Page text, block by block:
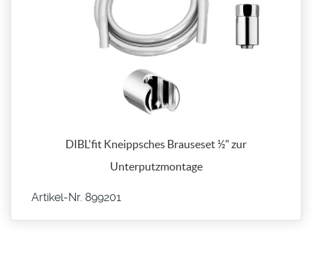
DIBL'fit Kneippsches Brauseset ½" zur
Unterputzmontage
Artikel-Nr. 899201